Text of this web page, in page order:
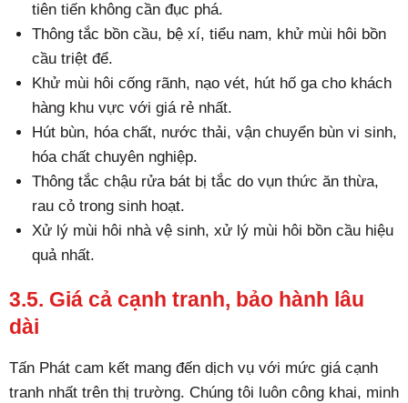
tiên tiến không cần đục phá.
Thông tắc bồn cầu, bệ xí, tiểu nam, khử mùi hôi bồn
cầu triệt để.
Khử mùi hôi cống rãnh, nạo vét, hút hố ga cho khách
hàng khu vực với giá rẻ nhất.
Hút bùn, hóa chất, nước thải, vận chuyển bùn vi sinh,
hóa chất chuyên nghiệp.
Thông tắc chậu rửa bát bị tắc do vụn thức ăn thừa,
rau cỏ trong sinh hoạt.
Xử lý mùi hôi nhà vệ sinh, xử lý mùi hôi bồn cầu hiệu
quả nhất.
3.5. Giá cả cạnh tranh, bảo hành lâu
dài
Tấn Phát cam kết mang đến dịch vụ với mức giá cạnh
tranh nhất trên thị trường. Chúng tôi luôn công khai, minh